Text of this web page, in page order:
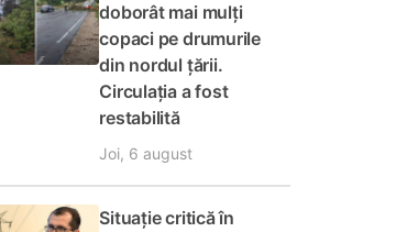
doborât mai mulți
copaci pe drumurile
din nordul țării.
Circulația a fost
restabilită
Joi, 6 august
Situație critică în